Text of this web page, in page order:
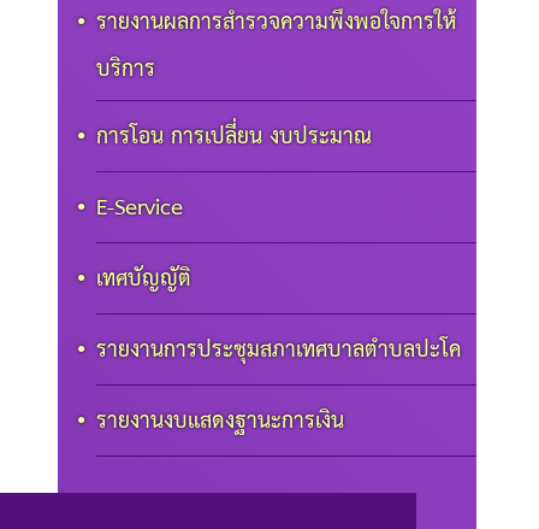
รายงานผลการสำรวจความพึงพอใจการให้
บริการ
การโอน การเปลี่ยน งบประมาณ
E-Service
เทศบัญญัติ
รายงานการประชุมสภาเทศบาลตำบลปะโค
รายงานงบแสดงฐานะการเงิน